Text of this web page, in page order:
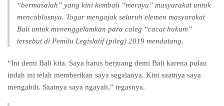
“bermasalah” yang kini kembali “merayu” masyarakat untuk
mencoblosnya. Togar mengajak seluruh elemen masyarakat
Bali untuk menenggelamkan para caleg “cacat hukum”
tersebut di Pemilu Legislatif (pileg) 2019 mendatang.
“Ini demi Bali kita. Saya harus berjuang demi Bali karena pulau
indah ini telah memberikan saya segalanya. Kini saatnya saya
mengabdi. Saatnya saya ngayah,” tegasnya.